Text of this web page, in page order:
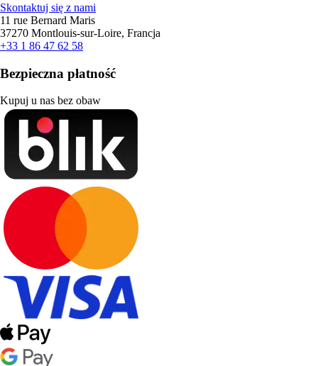
Skontaktuj się z nami
11 rue Bernard Maris
37270 Montlouis-sur-Loire, Francja
+33 1 86 47 62 58
Bezpieczna płatność
Kupuj u nas bez obaw